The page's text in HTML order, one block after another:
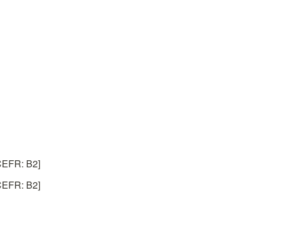
B2]
B2]